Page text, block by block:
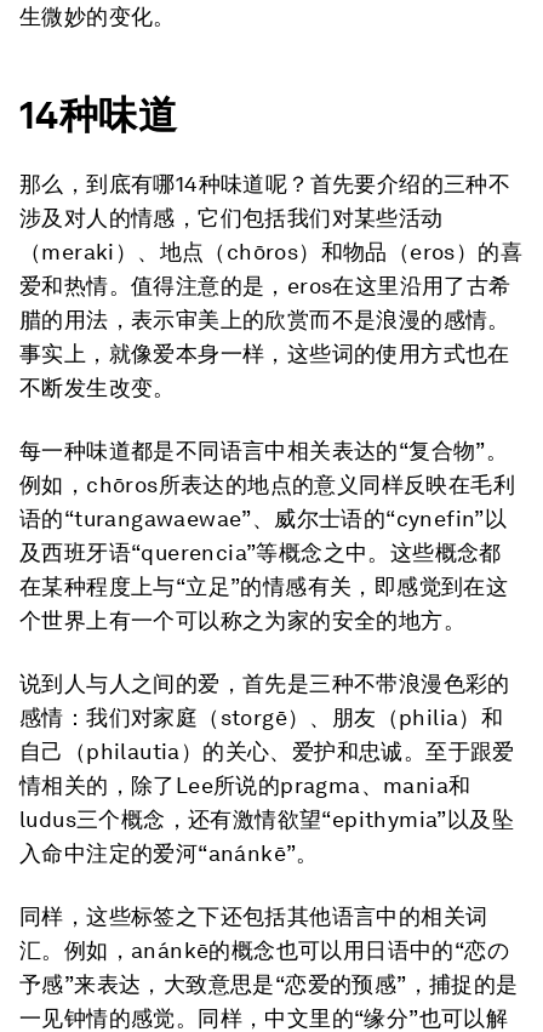
生微妙的变化。
14种味道
那么，到底有哪14种味道呢？首先要介绍的三种不
涉及对人的情感，它们包括我们对某些活动
（meraki）、地点（chōros）和物品（eros）的喜
爱和热情。值得注意的是，eros在这里沿用了古希
腊的用法，表示审美上的欣赏而不是浪漫的感情。
事实上，就像爱本身一样，这些词的使用方式也在
不断发生改变。
每一种味道都是不同语言中相关表达的“复合物”。
例如，chōros所表达的地点的意义同样反映在毛利
语的“turangawaewae”、威尔士语的“cynefin”以
及西班牙语“querencia”等概念之中。这些概念都
在某种程度上与“立足”的情感有关，即感觉到在这
个世界上有一个可以称之为家的安全的地方。
说到人与人之间的爱，首先是三种不带浪漫色彩的
感情：我们对家庭（storgē）、朋友（philia）和
自己（philautia）的关心、爱护和忠诚。至于跟爱
情相关的，除了Lee所说的pragma、mania和
ludus三个概念，还有激情欲望“epithymia”以及坠
入命中注定的爱河“anánkē”。
同样，这些标签之下还包括其他语言中的相关词
汇。例如，anánkē的概念也可以用日语中的“恋の
予感”来表达，大致意思是“恋爱的预感”，捕捉的是
一见钟情的感觉。同样，中文里的“缘分”也可以解